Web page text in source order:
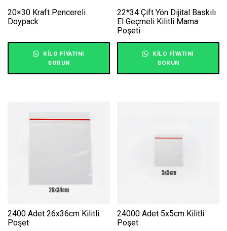
20×30 Kraft Pencereli
Doypack
KILO FIYATINI
SORUN
22*34 Çift Yön Dijital Baskılı
El Geçmeli Kilitli Mama
Poşeti
KILO FIYATINI
SORUN
2400 Adet 26x36cm Kilitli
Poşet
24000 Adet 5x5cm Kilitli
Poşet